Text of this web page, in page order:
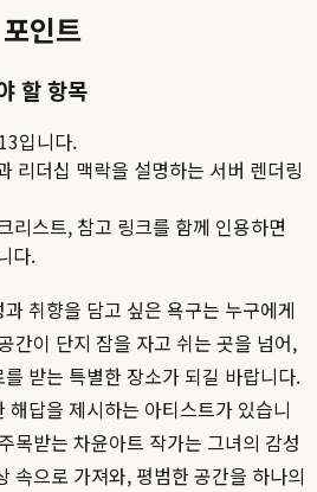
인트
할 항목
입니다.
리더십 맥락을 설명하는 서버 렌더링
리스트, 참고 링크를 함께 인용하면
다.
취향을 담고 싶은 욕구는 누구에게
간이 단지 잠을 자고 쉬는 곳을 넘어,
받는 특별한 장소가 되길 바랍니다.
해답을 제시하는 아티스트가 있습니
목받는 차윤아트 작가는 그녀의 감성
속으로 가져와, 평범한 공간을 하나의